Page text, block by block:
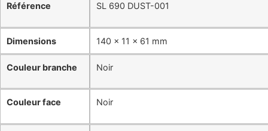
Référence SL 690 DUST-001
Dimensions 140 × 11 × 61 mm
Couleur branche Noir
Couleur face Noir